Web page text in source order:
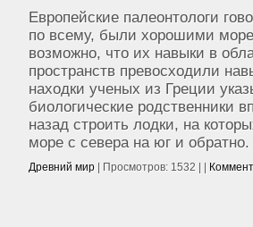
Европейские палеонтологи
по всему, были хорошими
возможно, что их навыки в
пространств превосходили
находки ученых из Греции
биологические родственники
назад строить лодки, на
море с севера на юг и обратно.
Древний мир | Просмотров: 1532 | |